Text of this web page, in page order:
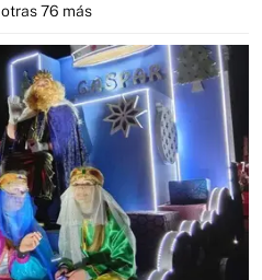
otras 76 más